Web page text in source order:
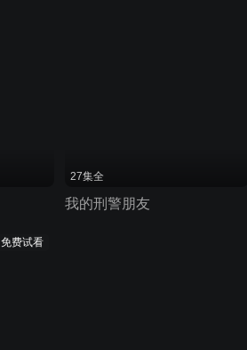
27集全
我的刑警朋友
免费试看